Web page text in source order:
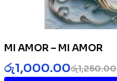
MI AMOR – MI AMOR
රු1,250.00
රු1,000.00